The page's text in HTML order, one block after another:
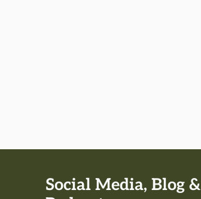
Social Media, Blog &